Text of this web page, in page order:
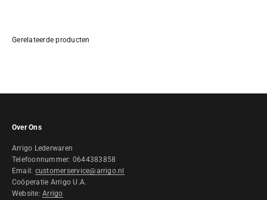
Over Ons
Arrigo Lederwaren
Telefoonnummer: 0644383858
Email: customerservice@arrigo.nl
Coöperatie Arrigo U.A.
Website:Arrigo